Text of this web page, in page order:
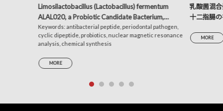
Limosilactobacillus (Lactobacillus) fermentum
ALAL020, a Probiotic Candidate Bacterium,
Produces a Cyclic Dipeptide That Suppresses the
Periodontal Pathogens Porphyromonas gingivalis
and Prevotella intermedia
Keywords: antibacterial peptide, periodontal pathogen,
cyclic dipeptide, probiotics, nuclear magnetic resonance
analysis, chemical synthesis
MORE
乳酸菌混
十二指腸
MORE